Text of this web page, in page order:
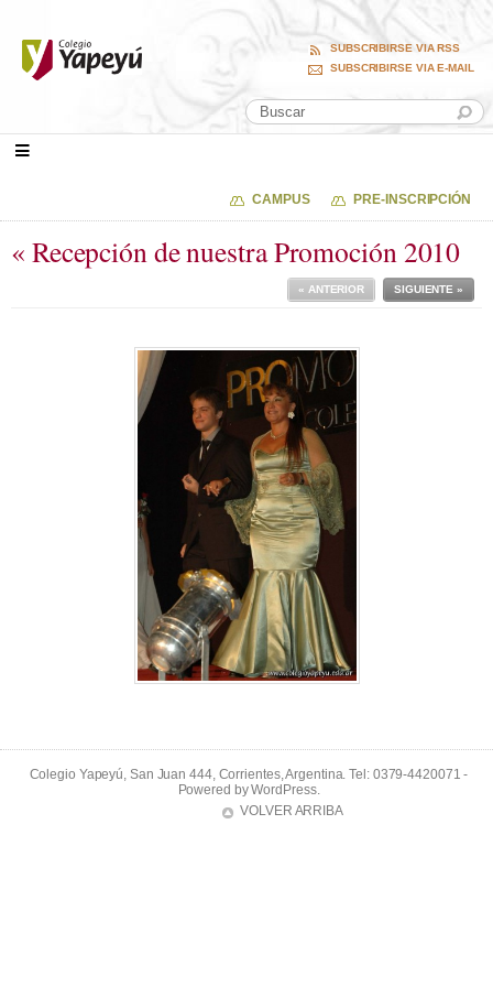
SUBSCRIBIRSE VIA RSS
SUBSCRIBIRSE VIA E-MAIL
CAMPUS PRE-INSCRIPCIÓN
« Recepción de nuestra Promoción 2010
SIGUIENTE »
« ANTERIOR
Colegio Yapeyú, San Juan 444, Corrientes, Argentina. Tel: 0379-4420071 -
Powered byWordPress.
VOLVER ARRIBA